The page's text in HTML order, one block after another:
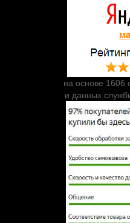
на основе 1606
и данных